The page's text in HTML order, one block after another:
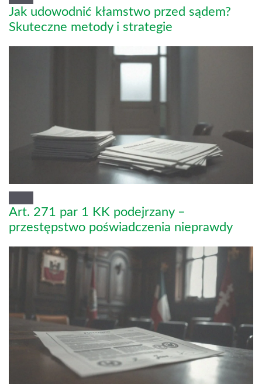
Jak udowodnić kłamstwo przed sądem?
Skuteczne metody i strategie
Art. 271 par 1 KK podejrzany –
przestępstwo poświadczenia nieprawdy